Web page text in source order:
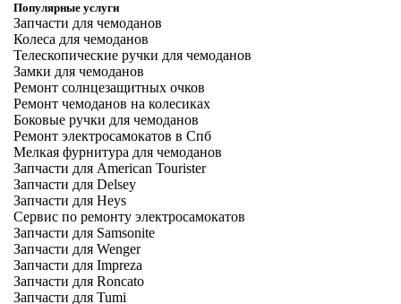
Популярные услуги
Запчасти для чемоданов
Колеса для чемоданов
Телескопические ручки для чемоданов
Замки для чемоданов
Ремонт солнцезащитных очков
Ремонт чемоданов на колесиках
Боковые ручки для чемоданов
Ремонт электросамокатов в Спб
Мелкая фурнитура для чемоданов
Запчасти для American Tourister
Запчасти для Delsey
Запчасти для Heys
Сервис по ремонту электросамокатов
Запчасти для Samsonite
Запчасти для Wenger
Запчасти для Impreza
Запчасти для Roncato
Запчасти для Tumi